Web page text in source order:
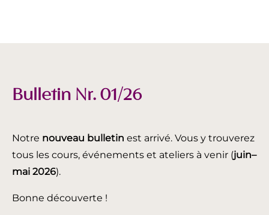
Bulletin Nr. 01/26
Notre nouveau bulletin est arrivé. Vous y trouverez
tous les cours, événements et ateliers à venir (juin–
mai 2026).
Bonne découverte !